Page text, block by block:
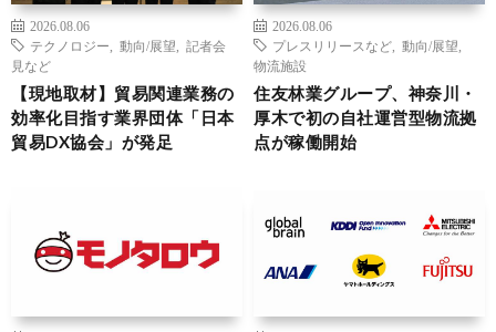
2026.08.06
テクノロジー
動向/展望
記者会
見など
【現地取材】貿易関連業務の
効率化目指す業界団体「日本
貿易DX協会」が発足
2026.08.06
プレスリリースなど
動向/展望
物流施設
住友林業グループ、神奈川・
厚木で初の自社運営型物流拠
点が稼働開始